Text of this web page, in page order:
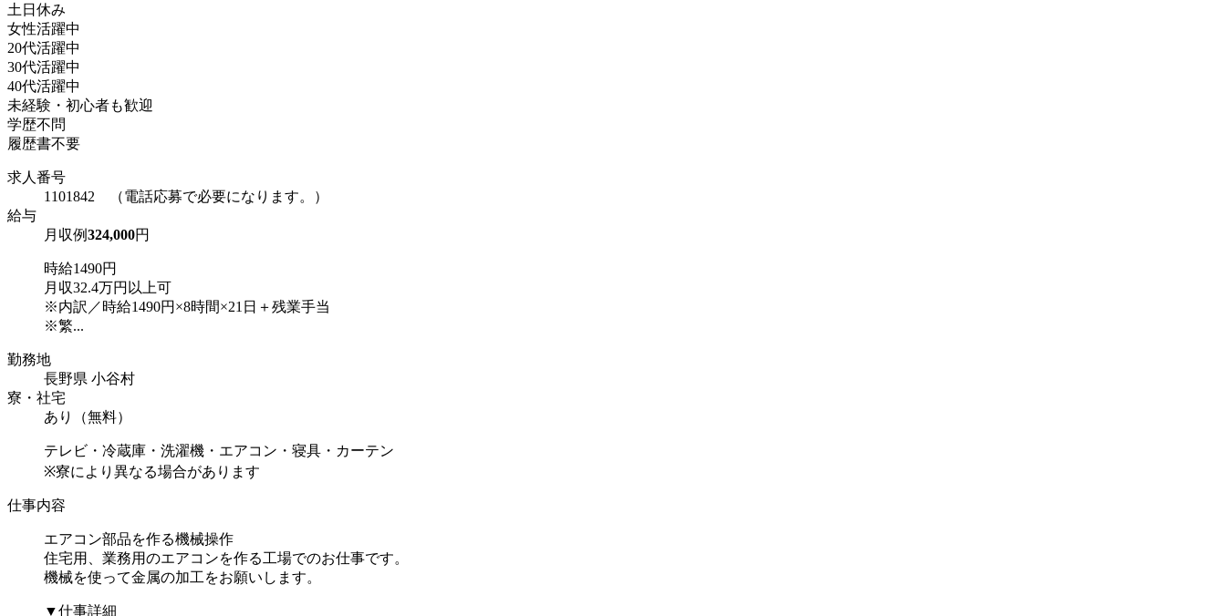
土日休み
女性活躍中
20代活躍中
30代活躍中
40代活躍中
未経験・初心者も歓迎
学歴不問
履歴書不要
求人番号
1101842 （電話応募で必要になります。）
給与
月収例324,000円
時給1490円
月収32.4万円以上可
※内訳／時給1490円×8時間×21日＋残業手当
※繁...
勤務地
長野県 小谷村
寮・社宅
あり（無料）
テレビ・冷蔵庫・洗濯機・エアコン・寝具・カーテン
※寮により異なる場合があります
仕事内容
エアコン部品を作る機械操作
住宅用、業務用のエアコンを作る工場でのお仕事です。
機械を使って金属の加工をお願いします。
▼仕事詳細